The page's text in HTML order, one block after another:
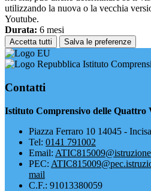
utilizzando la nuova o la vecchia
Youtube.
Durata: 6 mesi
Accetta tutti Salva le preferenze
Istituto
Contatti
Istituto Comprensivo delle Quattro
Piazza Ferraro 10 14045 -
Tel: 0141 791002
Email:
PEC:
mail
C.F.: 91013380059